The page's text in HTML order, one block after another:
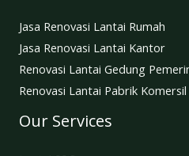
Jasa Renovasi Lantai Rumah
Jasa Renovasi Lantai Kantor
Renovasi Lantai Gedung
Renovasi Lantai Pabrik Komersil
Our Services